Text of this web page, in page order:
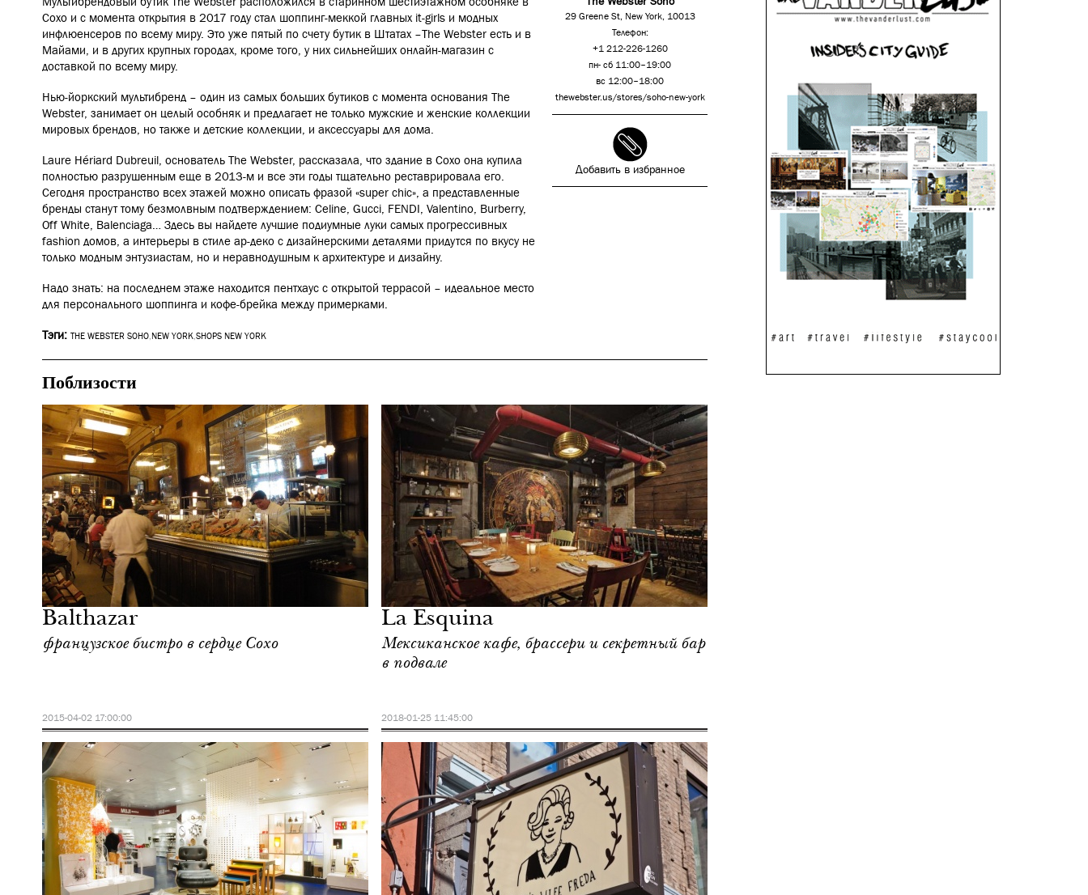
29 Greene St, New York, 10013
Телефон:
+1 212-226-1260
пн- сб 11:00–19:00
вс 12:00–18:00
thewebster.us/stores/soho-new-york
Добавить в избранное
Сохо и с момента открытия в 2017 году стал шоппинг-меккой главных it-girls и модных
инфлюенсеров по всему миру. Это уже пятый по счету бутик в Штатах –The Webster есть и в
Майами, и в других крупных городах, кроме того, у них сильнейших онлайн-магазин с
доставкой по всему миру.
Нью-йоркский мультибренд – один из самых больших бутиков с момента основания The
Webster, занимает он целый особняк и предлагает не только мужские и женские коллекции
мировых брендов, но также и детские коллекции, и аксессуары для дома.
Laure Hériard Dubreuil, основатель The Webster, рассказала, что здание в Сохо она купила
полностью разрушенным еще в 2013-м и все эти годы тщательно реставрировала его.
Сегодня пространство всех этажей можно описать фразой «super chic», а представленные
бренды станут тому безмолвным подтверждением: Celine, Gucci, FENDI, Valentino, Burberry,
Off White, Balenciaga… Здесь вы найдете лучшие подиумные луки самых прогрессивных
fashion домов, а интерьеры в стиле ар-деко с дизайнерскими деталями придутся по вкусу не
только модным энтузиастам, но и неравнодушным к архитектуре и дизайну.
Надо знать: на последнем этаже находится пентхаус с открытой террасой – идеальное место
для персонального шоппинга и кофе-брейка между примерками.
Тэги: THE WEBSTER SOHO,NEW YORK,SHOPS NEW YORK
Поблизости
Balthazar
французское бистро в сердце Сохо
2015-04-02 17:00:00
Еда
Нью-Йорк
La Esquina
Мексиканское кафе, брассери и секретный бар
в подвале
2018-01-25 11:45:00